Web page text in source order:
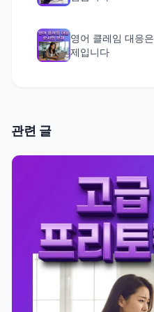
영어 클레임 대응
제입니다
관련 글